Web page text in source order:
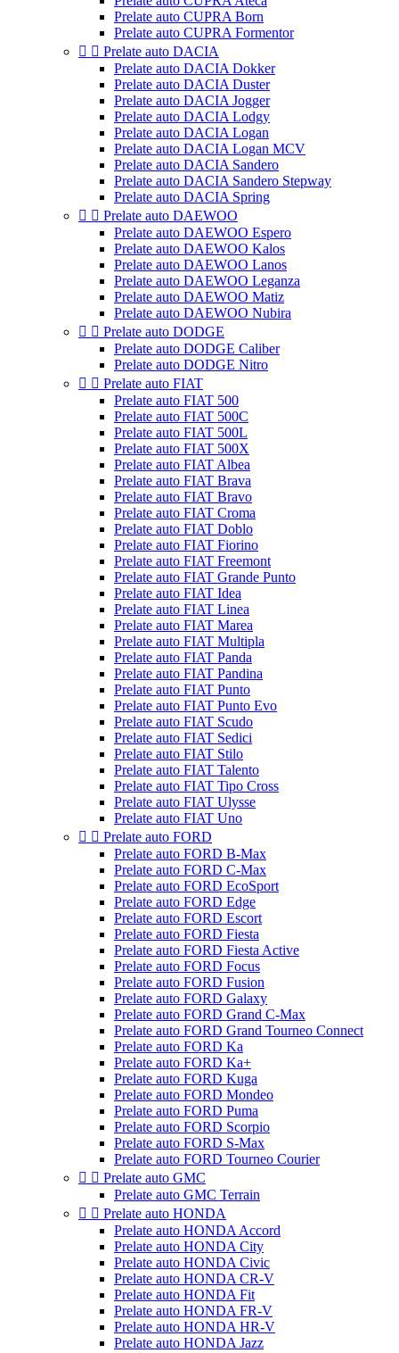
Prelate auto CUPRA Born
Prelate auto CUPRA Formentor
  Prelate auto DACIA
Prelate auto DACIA Dokker
Prelate auto DACIA Duster
Prelate auto DACIA Jogger
Prelate auto DACIA Lodgy
Prelate auto DACIA Logan
Prelate auto DACIA Logan MCV
Prelate auto DACIA Sandero
Prelate auto DACIA Sandero Stepway
Prelate auto DACIA Spring
  Prelate auto DAEWOO
Prelate auto DAEWOO Espero
Prelate auto DAEWOO Kalos
Prelate auto DAEWOO Lanos
Prelate auto DAEWOO Leganza
Prelate auto DAEWOO Matiz
Prelate auto DAEWOO Nubira
  Prelate auto DODGE
Prelate auto DODGE Caliber
Prelate auto DODGE Nitro
  Prelate auto FIAT
Prelate auto FIAT 500
Prelate auto FIAT 500C
Prelate auto FIAT 500L
Prelate auto FIAT 500X
Prelate auto FIAT Albea
Prelate auto FIAT Brava
Prelate auto FIAT Bravo
Prelate auto FIAT Croma
Prelate auto FIAT Doblo
Prelate auto FIAT Fiorino
Prelate auto FIAT Freemont
Prelate auto FIAT Grande Punto
Prelate auto FIAT Idea
Prelate auto FIAT Linea
Prelate auto FIAT Marea
Prelate auto FIAT Multipla
Prelate auto FIAT Panda
Prelate auto FIAT Pandina
Prelate auto FIAT Punto
Prelate auto FIAT Punto Evo
Prelate auto FIAT Scudo
Prelate auto FIAT Sedici
Prelate auto FIAT Stilo
Prelate auto FIAT Talento
Prelate auto FIAT Tipo Cross
Prelate auto FIAT Ulysse
Prelate auto FIAT Uno
  Prelate auto FORD
Prelate auto FORD B-Max
Prelate auto FORD C-Max
Prelate auto FORD EcoSport
Prelate auto FORD Edge
Prelate auto FORD Escort
Prelate auto FORD Fiesta
Prelate auto FORD Fiesta Active
Prelate auto FORD Focus
Prelate auto FORD Fusion
Prelate auto FORD Galaxy
Prelate auto FORD Grand C-Max
Prelate auto FORD Grand Tourneo Connect
Prelate auto FORD Ka
Prelate auto FORD Ka+
Prelate auto FORD Kuga
Prelate auto FORD Mondeo
Prelate auto FORD Puma
Prelate auto FORD Scorpio
Prelate auto FORD S-Max
Prelate auto FORD Tourneo Courier
  Prelate auto GMC
Prelate auto GMC Terrain
  Prelate auto HONDA
Prelate auto HONDA Accord
Prelate auto HONDA City
Prelate auto HONDA Civic
Prelate auto HONDA CR-V
Prelate auto HONDA Fit
Prelate auto HONDA FR-V
Prelate auto HONDA HR-V
Prelate auto HONDA Jazz